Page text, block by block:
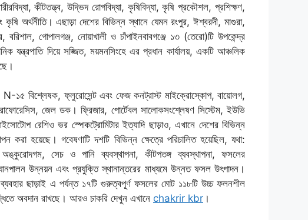
কীটতত্ত্ব, উদ্ভিদ রোগবিদ্যা, কৃষিবিদ্যা, কৃষি প্রকৌশল, প্রশিক্ষণ,
অর্থনীতি। এছাড়া দেশের বিভিন্ন স্থানে যেমন রংপুর, ঈশ্বরদী, মাগুরা,
বরিশাল, গোপালগঞ্জ, নোয়াখালী ও চাঁপাইনবাবগঞ্জে ১৩ (তেরো)টি উপকেন্দ্র
যন্ত্রপাতি দিয়ে সজ্জিত, ময়মনসিংহে এর প্রধান কার্যালয়, একটি আঞ্চলিক
N-১৫ বিশ্লেষক, ফ্লুরোসেন্ট এবং ফেজ কনট্রাস্ট মাইক্রোস্কোপ, বায়োলগ,
জেল ডক। ফ্রিজার, পোর্টেবল সালোকসংশ্লেষণ সিস্টেম, ইউভি
রেশিও ভর স্পেকট্রোমিটার ইত্যাদি ছাড়াও, এখানে দেশের বিভিন্ন
হয়েছে। গবেষণাটি দশটি বিভিন্ন ক্ষেত্রে পরিচালিত হয়েছিল, যথা:
সেচ ও পানি ব্যবস্থাপনা, কীটপতঙ্গ ব্যবস্থাপনা, ফসলের
উন্নয়ন এবং প্রযুক্তি স্থানান্তরের মাধ্যমে উন্নত ফসল উৎপাদন।
ছাড়াই এ পর্যন্ত ১৭টি গুরুত্বপূর্ণ ফসলের মোট ১১৮টি উচ্চ ফলনশীল
অবদান রাখছে। আরও চাকরি দেখুন এখানে chakrir kbr ।